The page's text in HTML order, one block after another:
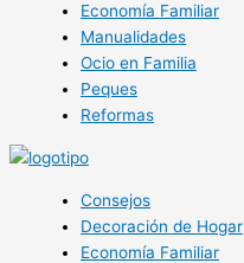
Economía Familiar
Manualidades
Ocio en Familia
Peques
Reformas
Consejos
Decoración de Hogar
Economía Familiar